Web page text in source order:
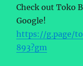
Check out Toko
Google!
https://g.page/
893?gm